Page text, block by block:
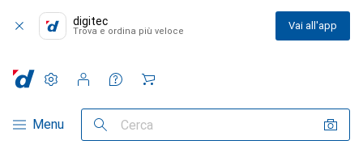
digitec
Trova e ordina più veloce Vai all'app
Categoria Navigazione
Menu Cerca
Impostazioni
Conto cliente
Liste di confronto
Liste dei desideri
Carrello